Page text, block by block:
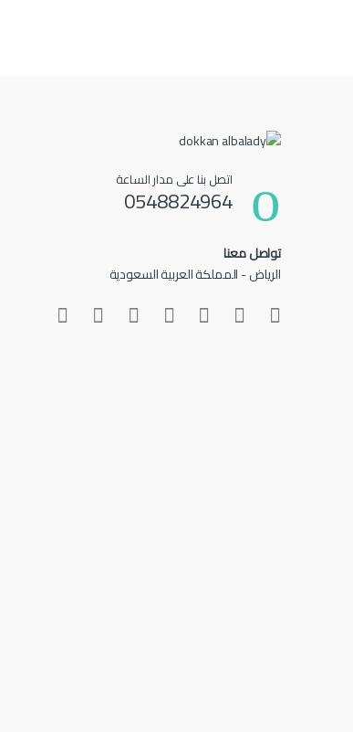
اتصل بنا على مدار الساعة
0548824964
تواصل معنا
الرياض - المملكة العربية السعودية